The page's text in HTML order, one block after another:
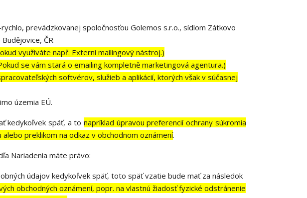
prevádzkovanej spoločnosťou Golemos s.r.o., sídlom Zátkovo
ČR
využíváte např. Externí mailingový nástroj.)
se vám stará o emailing kompletně marketingová agentura.)
softvérov, služieb a aplikácií, ktorých však v súčasnej
územia EÚ.
kedykoľvek späť, a tonapríklad úpravou preferencií ochrany súkromia
preklikom na odkaz v obchodnom oznámení.
Nariadenia máte právo:
údajov kedykoľvek späť, toto späť vzatie bude mať za následok
obchodných oznámení, popr. na vlastnú žiadosť fyzické odstránenie